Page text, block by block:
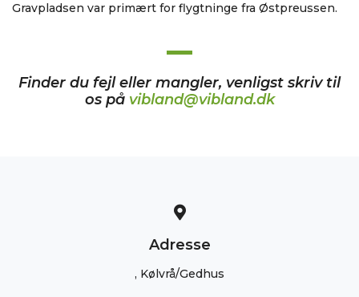
Gravpladsen var primært for flygtninge fra Østpreussen.
Finder du fejl eller mangler, venligst skriv til
os på vibland@vibland.dk
Adresse
, Kølvrå/Gedhus